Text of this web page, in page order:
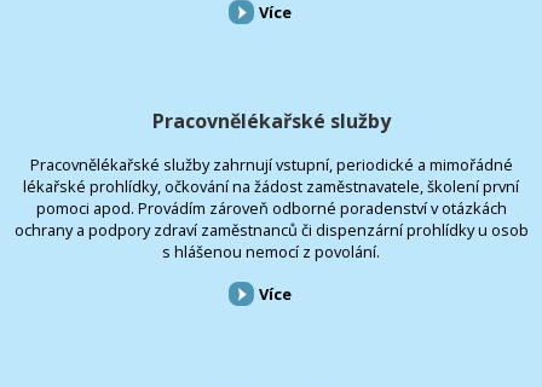
Více
Pracovnělékařské služby
Pracovnělékařské služby zahrnují vstupní, periodické a mimořádné
lékařské prohlídky, očkování na žádost zaměstnavatele, školení první
pomoci apod. Provádím zároveň odborné poradenství v otázkách
ochrany a podpory zdraví zaměstnanců či dispenzární prohlídky u osob
s hlášenou nemocí z povolání.
Více